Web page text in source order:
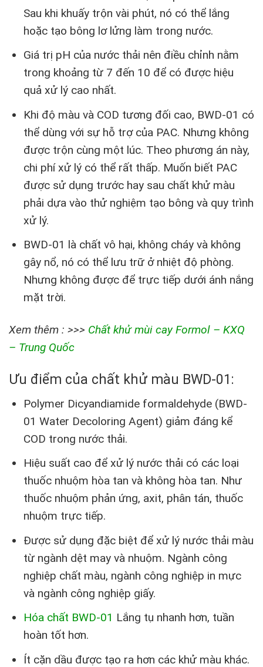
Sau khi khuấy trộn vài phút, nó có thể lắng
hoặc tạo bông lơ lửng làm trong nước.
Giá trị pH của nước thải nên điều chỉnh nằm
trong khoảng từ 7 đến 10 để có được hiệu
quả xử lý cao nhất.
Khi độ màu và COD tương đối cao, BWD-01 có
thể dùng với sự hỗ trợ của PAC. Nhưng không
được trộn cùng một lúc. Theo phương án này,
chi phí xử lý có thể rất thấp. Muốn biết PAC
được sử dụng trước hay sau chất khử màu
phải dựa vào thử nghiệm tạo bông và quy trình
xử lý.
BWD-01 là chất vô hại, không cháy và không
gây nổ, nó có thể lưu trữ ở nhiệt độ phòng.
Nhưng không được để trực tiếp dưới ánh nắng
mặt trời.
Xem thêm : >>> Chất khử mùi cay Formol – KXQ
– Trung Quốc
Ưu điểm của chất khử màu BWD-01:
Polymer Dicyandiamide formaldehyde (BWD-
01 Water Decoloring Agent) giảm đáng kể
COD trong nước thải.
Hiệu suất cao để xử lý nước thải có các loại
thuốc nhuộm hòa tan và không hòa tan. Như
thuốc nhuộm phản ứng, axit, phân tán, thuốc
nhuộm trực tiếp.
Được sử dụng đặc biệt để xử lý nước thải màu
từ ngành dệt may và nhuộm. Ngành công
nghiệp chất màu, ngành công nghiệp in mực
và ngành công nghiệp giấy.
Hóa chất BWD-01 Lắng tụ nhanh hơn, tuần
hoàn tốt hơn.
Ít cặn dầu được tạo ra hơn các khử màu khác.